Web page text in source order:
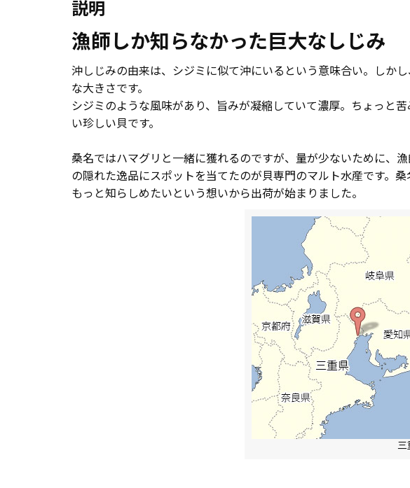
説明
漁師しか知らなかった巨大なしじみ
沖しじみの由来は、シジミに似て沖にいるという意味合い。しか
な大きさです。
シジミのような風味があり、旨みが凝縮していて濃厚。ちょっと
い珍しい貝です。
桑名ではハマグリと一緒に獲れるのですが、量が少ないために、
の隠れた逸品にスポットを当てたのが貝専門のマルト水産です。
もっと知らしめたいという想いから出荷が始まりました。
三